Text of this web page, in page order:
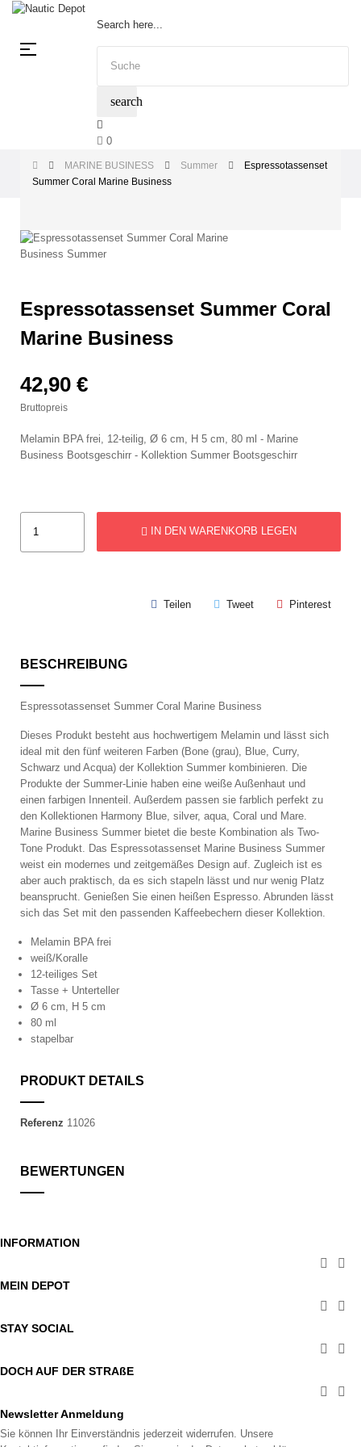
Umschalten
☰
Search here...
search
0
MARINE BUSINESS Summer
Espressotassenset
Summer Coral Marine Business
Espressotassenset Summer Coral
Marine Business
42,90 €
Bruttopreis
Melamin BPA frei, 12-teilig, Ø 6 cm, H 5 cm, 80 ml - Marine
Business Bootsgeschirr - Kollektion Summer Bootsgeschirr
IN DEN WARENKORB LEGEN
Teilen Tweet Pinterest
BESCHREIBUNG
Espressotassenset Summer Coral Marine Business
Dieses Produkt besteht aus hochwertigem Melamin und lässt sich
ideal mit den fünf weiteren Farben (Bone (grau), Blue, Curry,
Schwarz und Acqua) der Kollektion Summer kombinieren. Die
Produkte der Summer-Linie haben eine weiße Außenhaut und
einen farbigen Innenteil. Außerdem passen sie farblich perfekt zu
den Kollektionen Harmony Blue, silver, aqua, Coral und Mare.
Marine Business Summer bietet die beste Kombination als Two-
Tone Produkt. Das Espressotassenset Marine Business Summer
weist ein modernes und zeitgemäßes Design auf. Zugleich ist es
aber auch praktisch, da es sich stapeln lässt und nur wenig Platz
beansprucht. Genießen Sie einen heißen Espresso. Abrunden lässt
sich das Set mit den passenden Kaffeebechern dieser Kollektion.
Melamin BPA frei
weiß/Koralle
12-teiliges Set
Tasse + Unterteller
Ø 6 cm, H 5 cm
80 ml
stapelbar
PRODUKT DETAILS
Referenz 11026
BEWERTUNGEN
INFORMATION
 
MEIN DEPOT
 
STAY SOCIAL
 
DOCH AUF DER STRAßE
 
Newsletter Anmeldung
Sie können Ihr Einverständnis jederzeit widerrufen. Unsere